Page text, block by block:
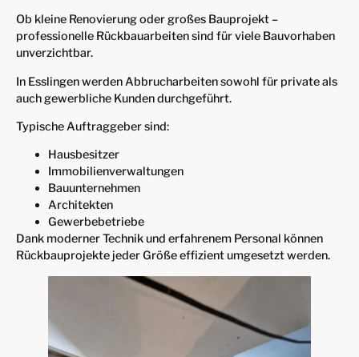
Ob kleine Renovierung oder großes Bauprojekt –
professionelle Rückbauarbeiten sind für viele Bauvorhaben
unverzichtbar.
In Esslingen werden Abbrucharbeiten sowohl für private als
auch gewerbliche Kunden durchgeführt.
Typische Auftraggeber sind:
Hausbesitzer
Immobilienverwaltungen
Bauunternehmen
Architekten
Gewerbebetriebe
Dank moderner Technik und erfahrenem Personal können
Rückbauprojekte jeder Größe effizient umgesetzt werden.